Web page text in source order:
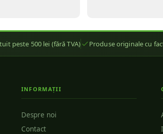
peste 500 lei (fără TVA) Produse originale cu
INFORMAȚII
Despre noi
Contact